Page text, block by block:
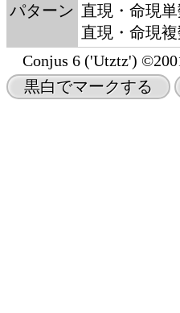
パターン 直現・命現
直現・命現
Conjus 6 ('Utztz')
黒白でマークする